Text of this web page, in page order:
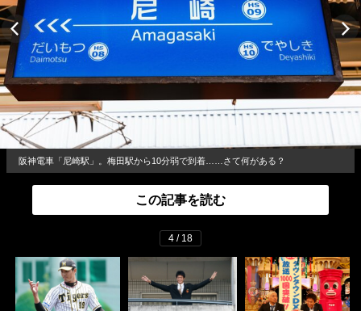
阪神電車「尼崎駅」。梅田駅から10分弱で到着……さて何がある？
この記事を読む
4 / 18